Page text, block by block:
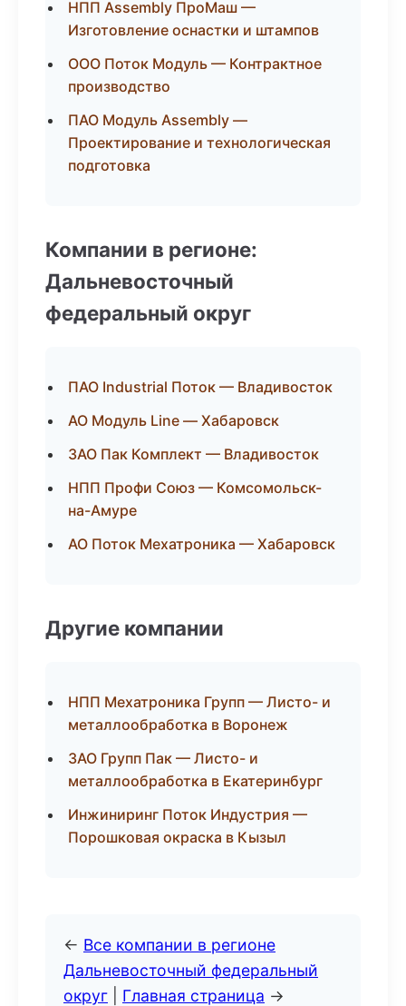
НПП Assembly ПроМаш —
Изготовление оснастки и штампов
ООО Поток Модуль — Контрактное
производство
ПАО Модуль Assembly —
Проектирование и технологическая
подготовка
Компании в регионе:
Дальневосточный
федеральный округ
ПАО Industrial Поток — Владивосток
АО Модуль Line — Хабаровск
ЗАО Пак Комплект — Владивосток
НПП Профи Союз — Комсомольск-
на-Амуре
АО Поток Мехатроника — Хабаровск
Другие компании
НПП Мехатроника Групп — Листо- и
металлообработка в Воронеж
ЗАО Групп Пак — Листо- и
металлообработка в Екатеринбург
Инжиниринг Поток Индустрия —
Порошковая окраска в Кызыл
← Все компании в регионе
Дальневосточный федеральный
округ
Главная страница →